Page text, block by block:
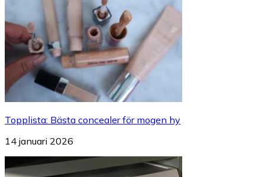
Topplista: Bästa concealer för mogen hy
14 januari 2026